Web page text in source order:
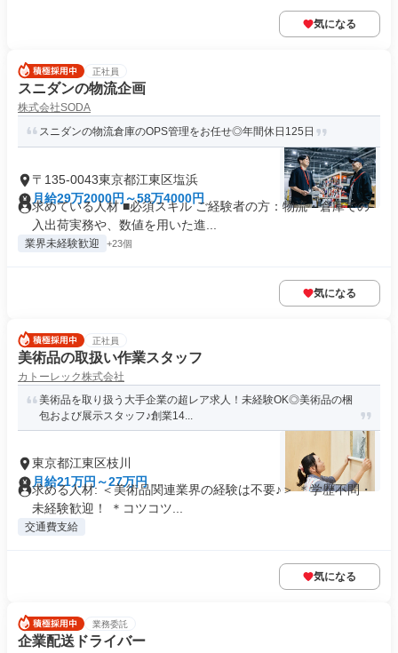
気になる
正社員
スニダンの物流企画
株式会社SODA
スニダンの物流倉庫のOPS管理をお任せ◎年間休日125日
〒135-0043東京都江東区塩浜
月給29万2000円～58万4000円
求めている人材 ■必須スキル ご経験者の方：物流・倉庫での
入出荷実務や、数値を用いた進...
業界未経験歓迎 +23個
気になる
正社員
美術品の取扱い作業スタッフ
カトーレック株式会社
美術品を取り扱う大手企業の超レア求人！未経験OK◎美術品の梱
包および展示スタッフ♪創業14...
東京都江東区枝川
月給21万円～27万円
求める人材: ＜美術品関連業界の経験は不要♪＞ ＊学歴不問・
未経験歓迎！ ＊コツコツ...
交通費支給
気になる
業務委託
企業配送ドライバー